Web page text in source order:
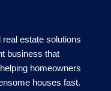
real estate solutions
business that
homeowners
houses fast.